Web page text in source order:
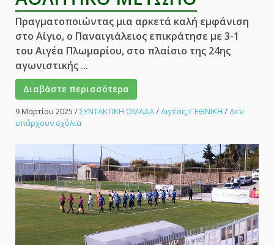
Πραγματοποιώντας μια αρκετά καλή εμφάνιση
στο Αίγιο, ο Παναιγιάλειος επικράτησε με 3-1
του Αιγέα Πλωμαρίου, στο πλαίσιο της 24ης
αγωνιστικής ...
Διαβάστε περισσότερα
9 Μαρτίου 2025 /ΣΥΝΤΑΚΤΙΚΗ ΟΜΑΔΑ/Αιγέας,Γ ΕΘΝΙΚΗ / Δεν
υπάρχουν σχόλιαστο
την
στον
Αίγιο
ο
Αιγέας!
–
ΑΘΛΗΤΙΚΟ
ΜΕΤΩΠΟ